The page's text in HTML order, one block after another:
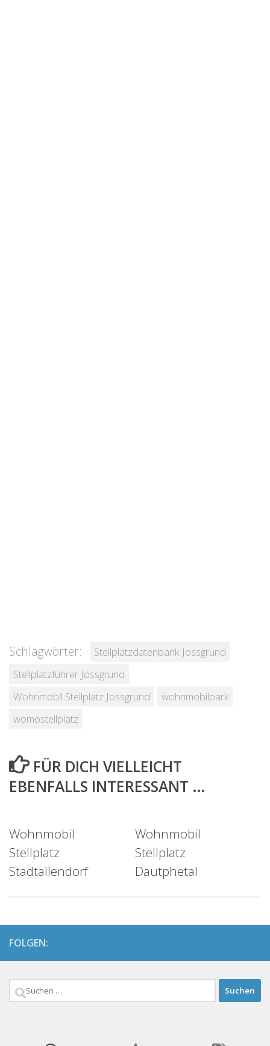
Schlagwörter:
Stellplatzdatenbank Jossgrund
Stellplatzführer Jossgrund
Wohnmobil Stellplatz Jossgrund
wohnmobilpark
womostellplatz
FÜR DICH VIELLEICHT
EBENFALLS INTERESSANT …
Wohnmobil
Stellplatz
Stadtallendorf
Wohnmobil
Stellplatz
Dautphetal
FOLGEN:
Suchen